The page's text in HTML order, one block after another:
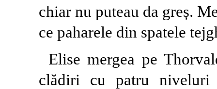
chiar nu puteau da greș.
ce paharele din spatele
Elise mergea pe
clădiri cu patru niveluri